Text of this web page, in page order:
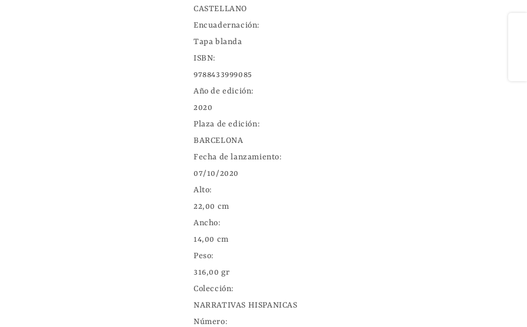
CASTELLANO
Encuadernación:
Tapa blanda
ISBN:
9788433999085
Año de edición:
2020
Plaza de edición:
BARCELONA
Fecha de lanzamiento:
07/10/2020
Alto:
22,00 cm
Ancho:
14,00 cm
Peso:
316,00 gr
Colección:
NARRATIVAS HISPANICAS
Número: